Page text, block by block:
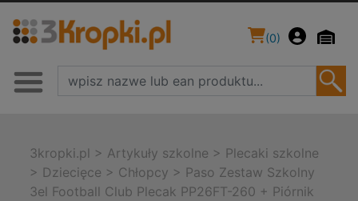
(0)
3kropki.pl > Artykuły szkolne > Plecaki szkolne
> Dziecięce > Chłopcy > Paso Zestaw Szkolny
3el Football Club Plecak PP26FT-260 + Piórnik